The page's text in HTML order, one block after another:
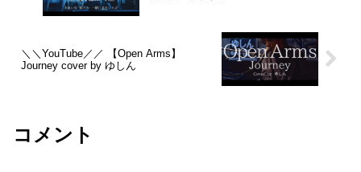
＼＼YouTube／／ 【Open Arms】
Journey cover by ゆしん
コメント